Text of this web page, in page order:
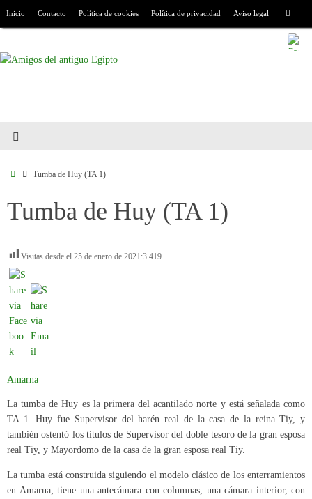
Inicio Contacto Política de cookies Política de privacidad Aviso legal
Tumba de Huy (TA 1)
Tumba de Huy (TA 1)
Visitas desde el 25 de enero de 2021:3.419
Amarna
La tumba de Huy es la primera del acantilado norte y está señalada como
TA 1. Huy fue Supervisor del harén real de la casa de la reina Tiy, y
también ostentó los títulos de Supervisor del doble tesoro de la gran esposa
real Tiy, y Mayordomo de la casa de la gran esposa real Tiy.
La tumba está construida siguiendo el modelo clásico de los enterramientos
en Amarna; tiene una antecámara con columnas, una cámara interior, con